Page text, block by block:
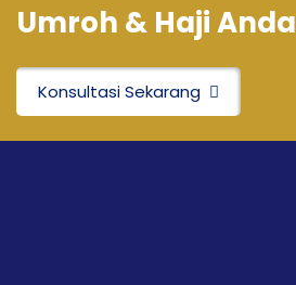
Umroh & Haji Anda
Konsultasi Sekarang